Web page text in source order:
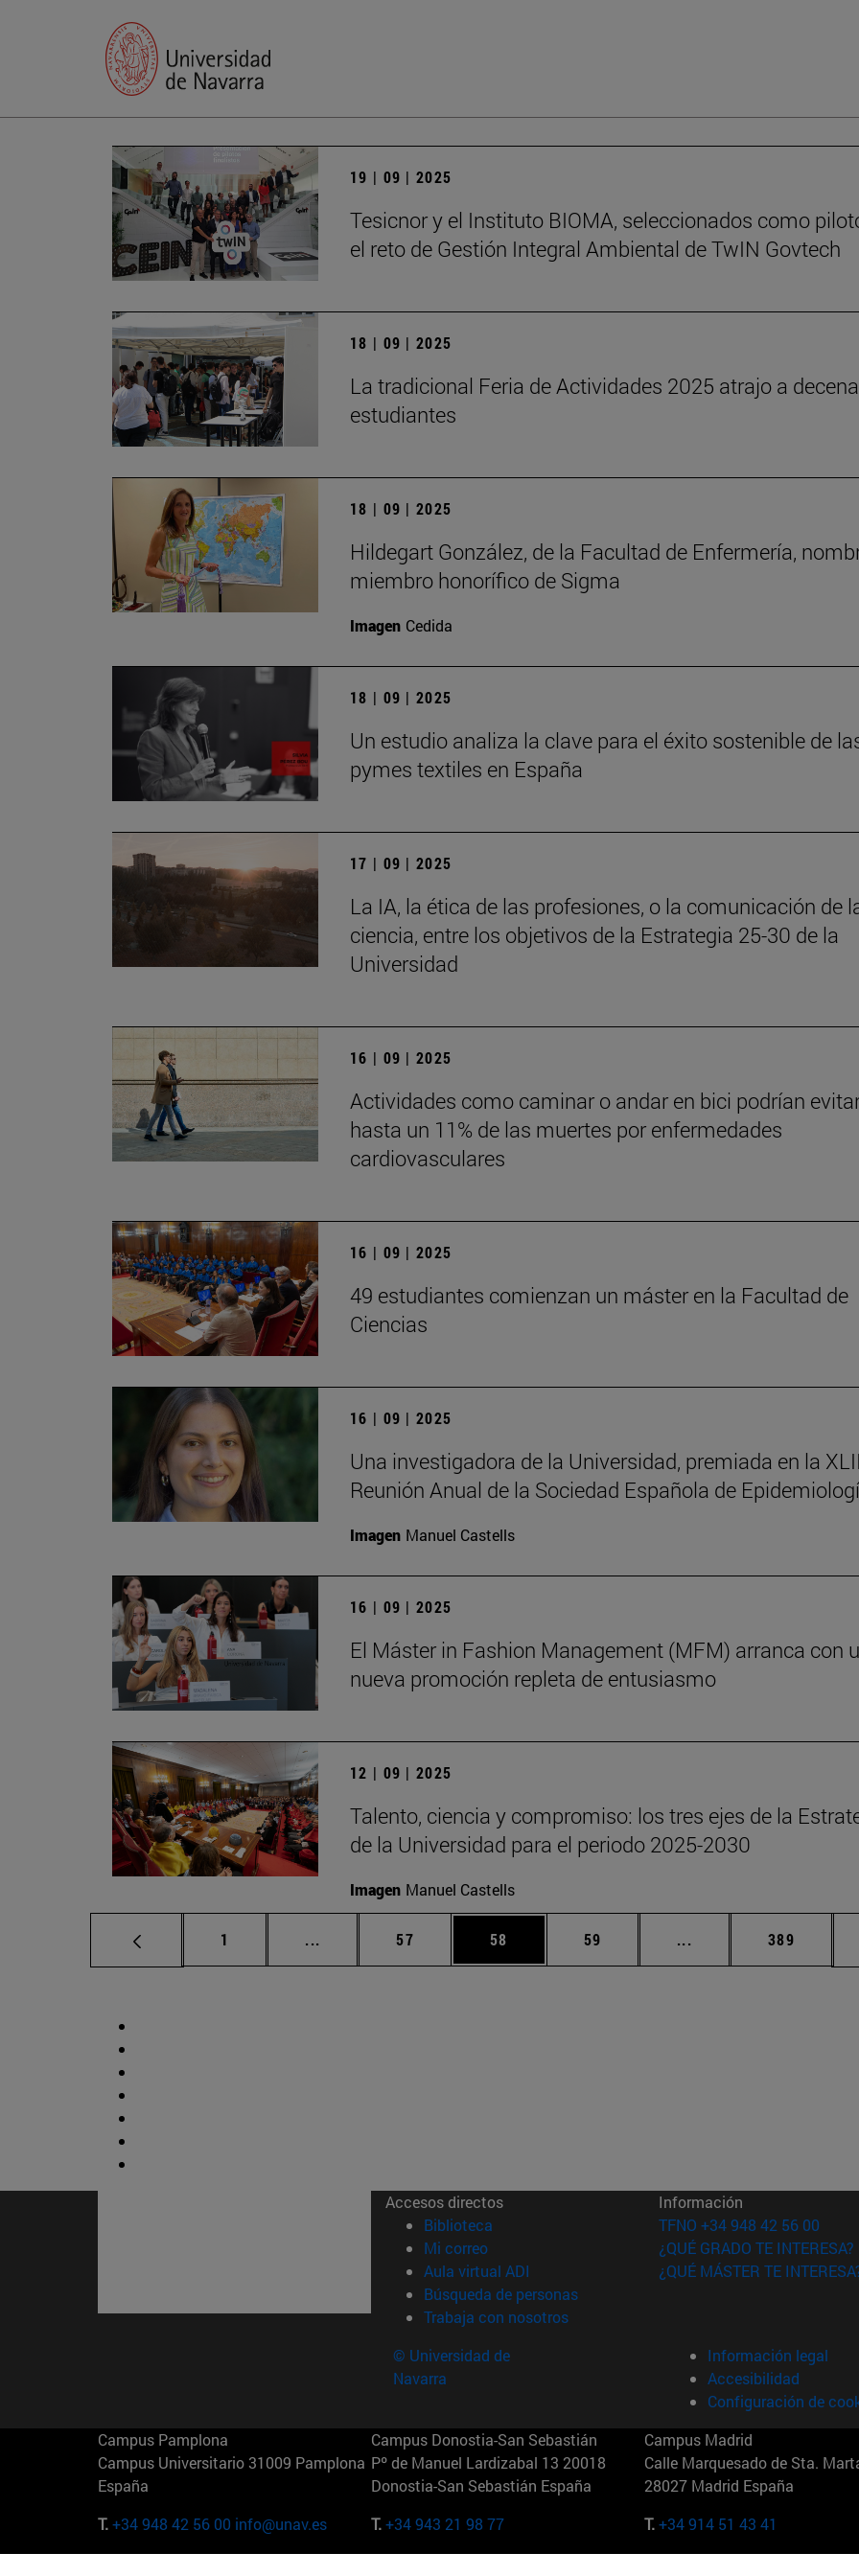
19 | 09 | 2025
Tesicnor y el Instituto BIOMA, seleccionados como
el reto de Gestión Integral Ambiental de TwIN Govtech
18 | 09 | 2025
La tradicional Feria de Actividades 2025 atrajo a
estudiantes
18 | 09 | 2025
Hildegart González, de la Facultad de Enfermería,
miembro honorífico de Sigma
Imagen Cedida
18 | 09 | 2025
Un estudio analiza la clave para el éxito sostenible de
pymes textiles en España
17 | 09 | 2025
La IA, la ética de las profesiones, o la comunicación de
ciencia, entre los objetivos de la Estrategia 25-30 de la
Universidad
16 | 09 | 2025
Actividades como caminar o andar en bici podrían
hasta un 11% de las muertes por enfermedades
cardiovasculares
16 | 09 | 2025
49 estudiantes comienzan un máster en la Facultad de
Ciencias
16 | 09 | 2025
Una investigadora de la Universidad, premiada en la
Reunión Anual de la Sociedad Española de
Imagen Manuel Castells
16 | 09 | 2025
El Máster in Fashion Management (MFM) arranca con
nueva promoción repleta de entusiasmo
12 | 09 | 2025
Talento, ciencia y compromiso: los tres ejes de la
de la Universidad para el periodo 2025-2030
Imagen Manuel Castells
Página
1 ... Páginas intermedias Use TAB para desplazarse.
Página
57 Página
58 Página
59 ... Páginas intermedias
Página
389
Accesos directos
Biblioteca (abre en nueva ventana)
Mi correo(abre en nueva ventana)
Aula virtual ADI (abre en nueva ventana)
Búsqueda de personas(abre en nueva ventana)
Trabaja con nosotros(abre en nueva ventana)
Información
TFNO +34 948 42 56 00
¿QUÉ GRADO TE INTERESA?
¿QUÉ MÁSTER TE
© Universidad de
Navarra
Información legal
Accesibilidad
Configuración de
Campus Pamplona
Campus Universitario 31009 Pamplona
España
T.+34 948 42 56 00 info@unav.es
Campus Donostia-San Sebastián
Pº de Manuel Lardizabal 13 20018
Donostia-San Sebastián España
T.+34 943 21 98 77
Campus Madrid
Calle Marquesado de Sta.
28027 Madrid España
T.+34 914 51 43 41